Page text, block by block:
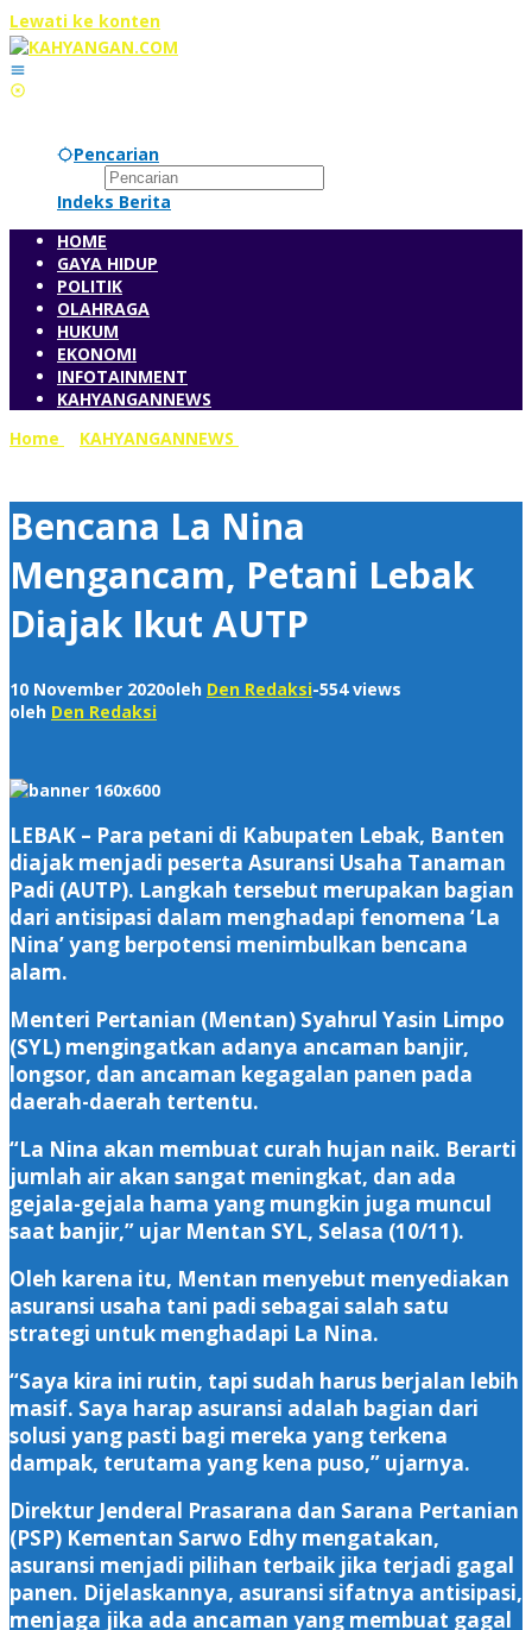
Lewati ke konten
Pencarian
Indeks Berita
HOME
GAYA HIDUP
POLITIK
OLAHRAGA
HUKUM
EKONOMI
INFOTAINMENT
KAHYANGANNEWS
Home
KAHYANGANNEWS
Bencana La Nina
Mengancam, Petani Lebak
Diajak Ikut AUTP
10 November 2020oleh Den Redaksi-554 views
oleh Den Redaksi
LEBAK – Para petani di Kabupaten Lebak, Banten
diajak menjadi peserta Asuransi Usaha Tanaman
Padi (AUTP). Langkah tersebut merupakan bagian
dari antisipasi dalam menghadapi fenomena ‘La
Nina’ yang berpotensi menimbulkan bencana
alam.
Menteri Pertanian (Mentan) Syahrul Yasin Limpo
(SYL) mengingatkan adanya ancaman banjir,
longsor, dan ancaman kegagalan panen pada
daerah-daerah tertentu.
“La Nina akan membuat curah hujan naik. Berarti
jumlah air akan sangat meningkat, dan ada
gejala-gejala hama yang mungkin juga muncul
saat banjir,” ujar Mentan SYL, Selasa (10/11).
Oleh karena itu, Mentan menyebut menyediakan
asuransi usaha tani padi sebagai salah satu
strategi untuk menghadapi La Nina.
“Saya kira ini rutin, tapi sudah harus berjalan lebih
masif. Saya harap asuransi adalah bagian dari
solusi yang pasti bagi mereka yang terkena
dampak, terutama yang kena puso,” ujarnya.
Direktur Jenderal Prasarana dan Sarana Pertanian
(PSP) Kementan Sarwo Edhy mengatakan,
asuransi menjadi pilihan terbaik jika terjadi gagal
panen. Dijelaskannya, asuransi sifatnya antisipasi,
menjaga jika ada ancaman yang membuat gagal